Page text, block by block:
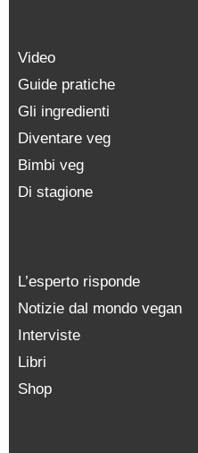
Video
Guide pratiche
Gli ingredienti
Diventare veg
Bimbi veg
Di stagione
L’esperto risponde
Notizie dal mondo vegan
Interviste
Libri
Shop